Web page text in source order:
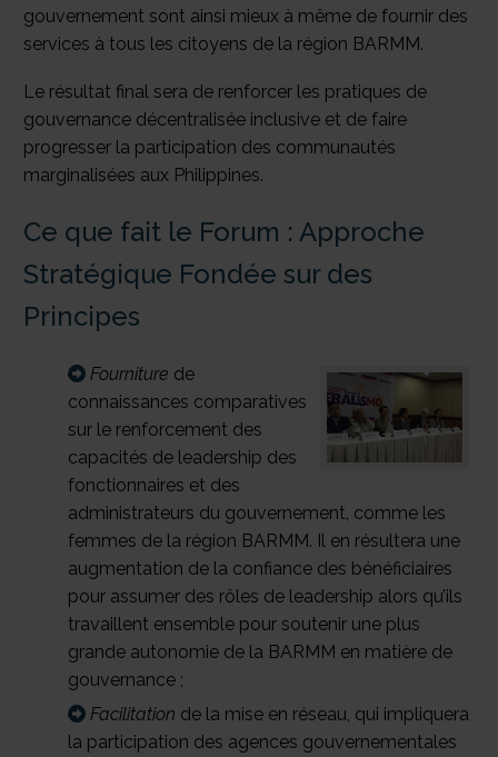
gouvernement sont ainsi mieux à même de fournir des
services à tous les citoyens de la région BARMM.
Le résultat final sera de renforcer les pratiques de
gouvernance décentralisée inclusive et de faire
progresser la participation des communautés
marginalisées aux Philippines.
Ce que fait le Forum : Approche
Stratégique Fondée sur des
Principes
Fourniture de
connaissances comparatives
sur le renforcement des
capacités de leadership des
fonctionnaires et des
administrateurs du gouvernement, comme les
femmes de la région BARMM. Il en résultera une
augmentation de la confiance des bénéficiaires
pour assumer des rôles de leadership alors qu’ils
travaillent ensemble pour soutenir une plus
grande autonomie de la BARMM en matière de
gouvernance ;
Facilitation de la mise en réseau, qui impliquera
la participation des agences gouvernementales